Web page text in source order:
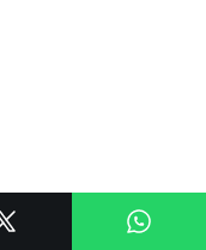
es el mejor